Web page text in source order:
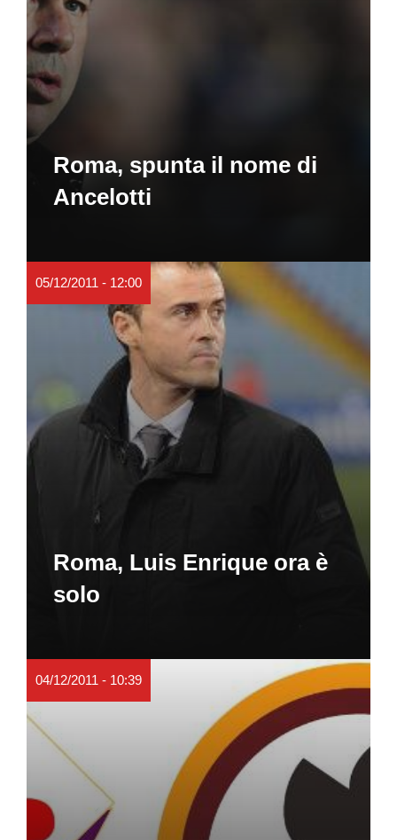
Roma, spunta il nome di
Ancelotti
05/12/2011 - 12:00
Roma, Luis Enrique ora è
solo
04/12/2011 - 10:39